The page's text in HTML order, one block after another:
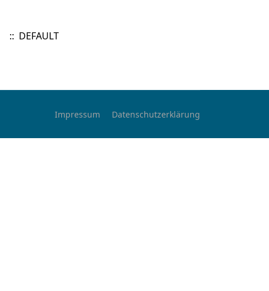
:: DEFAULT
Impressum Datenschutzerklärung